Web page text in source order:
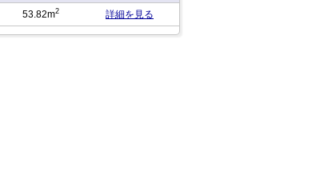
53.82m2 詳細を見る